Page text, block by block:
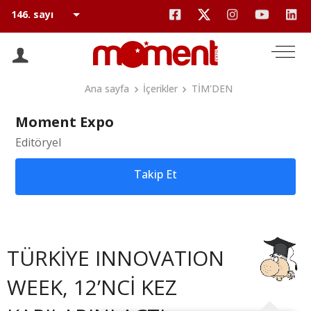
Ana sayfa İçerikler TİM'DEN
Moment Expo
Editöryel
Takip Et
TÜRKİYE INNOVATION
WEEK, 12’NCİ KEZ